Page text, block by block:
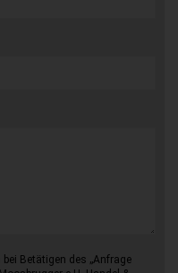
Betätigen des „Anfrage